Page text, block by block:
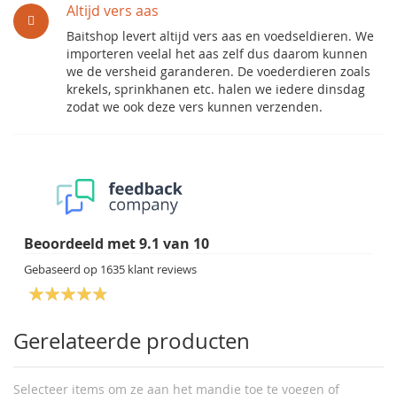
Altijd vers aas
Baitshop levert altijd vers aas en voedseldieren. We
importeren veelal het aas zelf dus daarom kunnen
we de versheid garanderen. De voederdieren zoals
krekels, sprinkhanen etc. halen we iedere dinsdag
zodat we ook deze vers kunnen verzenden.
Beoordeeld met9.1 van 10
Gebaseerd op 1635 klant reviews
Gerelateerde producten
Selecteer items om ze aan het mandje toe te voegen of